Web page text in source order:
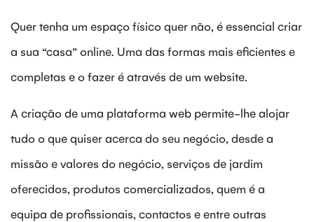
Quer tenha um espaço físico quer não, é essencial criar
a sua “casa” online. Uma das formas mais eficientes e
completas e o fazer é através de um website.
A criação de uma plataforma web permite-lhe alojar
tudo o que quiser acerca do seu negócio, desde a
missão e valores do negócio, serviços de jardim
oferecidos, produtos comercializados, quem é a
equipa de profissionais, contactos e entre outras